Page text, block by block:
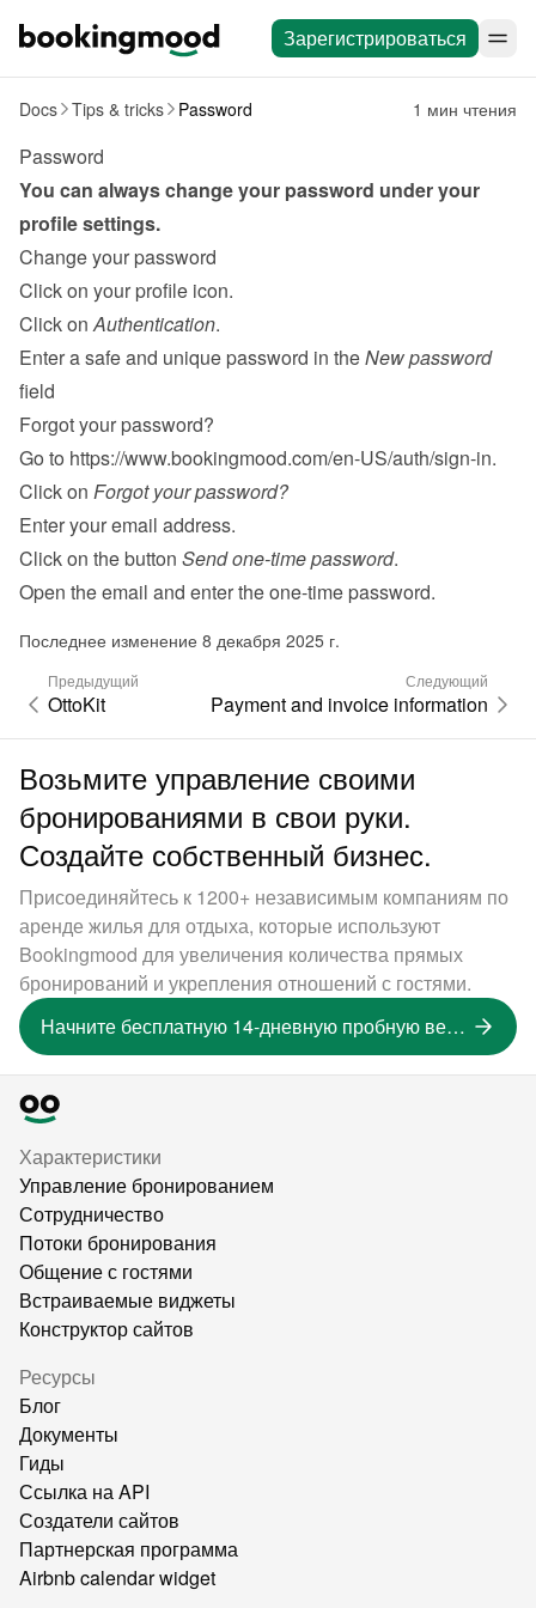
Зарегистрироваться
Docs Tips & tricks Password 1 мин чтения
Password
You can always change your password under your
profile settings.
Change your password
Click on your profile icon.
Click on Authentication.
Enter a safe and unique password in the New password
field
Forgot your password?
Go to https://www.bookingmood.com/en-US/auth/sign-in.
Click on Forgot your password?
Enter your email address.
Click on the button Send one-time password.
Open the email and enter the one-time password.
Последнее изменение 8 декабря 2025 г.
Предыдущий
OttoKit
Следующий
Payment and invoice information
Возьмите управление своими
бронированиями в свои руки.
Создайте собственный бизнес.
Присоединяйтесь к 1200+ независимым компаниям по
аренде жилья для отдыха, которые используют
Bookingmood для увеличения количества прямых
бронирований и укрепления отношений с гостями.
Начните бесплатную 14-дневную пробную версию
Характеристики
Управление бронированием
Сотрудничество
Потоки бронирования
Общение с гостями
Встраиваемые виджеты
Конструктор сайтов
Ресурсы
Блог
Документы
Гиды
Ссылка на API
Создатели сайтов
Партнерская программа
Airbnb calendar widget